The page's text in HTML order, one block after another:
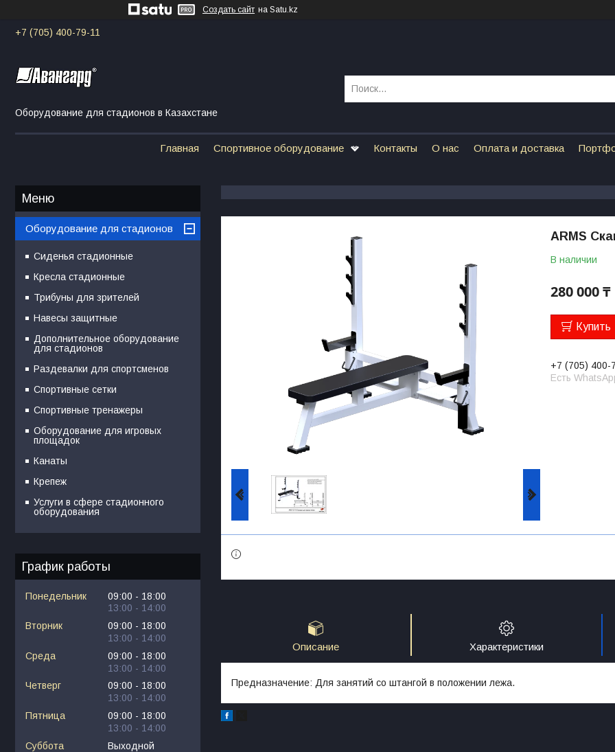
Создать сайт на Satu.kz
+7 (705) 400-79-11
Оборудование для стадионов в Казахстане
Главная Спортивное оборудование Контакты О нас Оплата и доставка
ARMS
В наличии
280 000 ₸
Купить
+7 (705) 400-
Есть
Описание Характеристики
Предназначение: Для занятий со штангой в положении лежа.
Оборудование для стадионов
Сиденья стадионные
Кресла стадионные
Трибуны для зрителей
Навесы защитные
Дополнительное оборудование
для стадионов
Раздевалки для спортсменов
Спортивные сетки
Спортивные тренажеры
Оборудование для игровых
площадок
Канаты
Крепеж
Услуги в сфере стадионного
оборудования
График работы
Понедельник 09:00
18:00
13:00
14:00
Вторник
09:00
18:00
13:00
14:00
Среда
09:00
18:00
13:00
14:00
Четверг
09:00
18:00
13:00
14:00
Пятница
09:00
18:00
13:00
14:00
Суббота
Выходной